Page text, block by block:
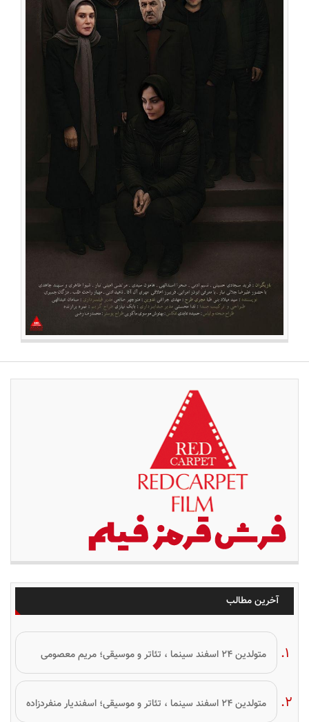
آخرین مطالب
متولدین ۲۴ اسفند سینما ، تئاتر و موسیقی؛ مریم معصومی
متولدین ۲۴ اسفند سینما ، تئاتر و موسیقی؛ اسفندیار منفردزاده